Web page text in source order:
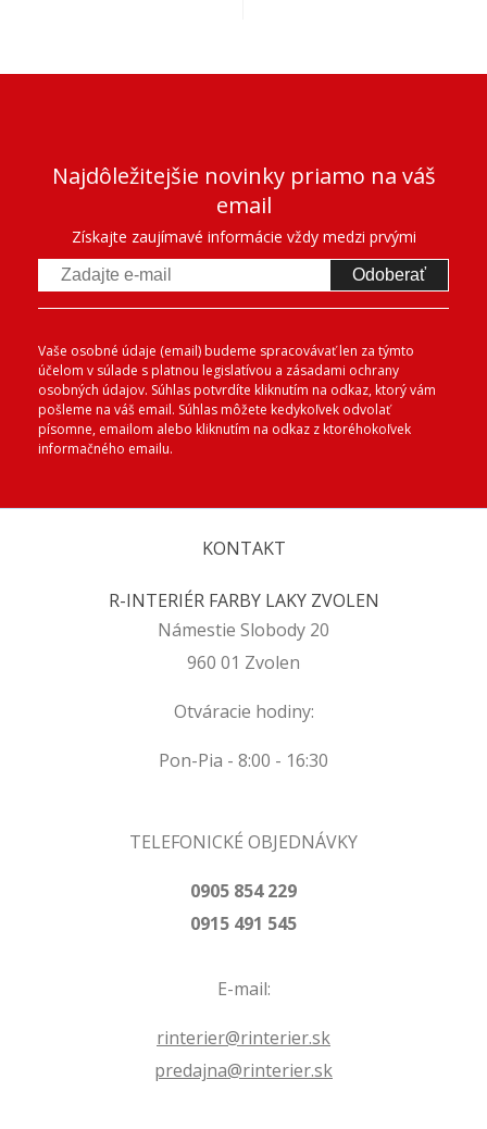
Najdôležitejšie novinky priamo na váš
email
Získajte zaujímavé informácie vždy medzi prvými
Odoberať
Vaše osobné údaje (email) budeme spracovávať len za týmto
účelom v súlade s platnou legislatívou a zásadami ochrany
osobných údajov. Súhlas potvrdíte kliknutím na odkaz, ktorý vám
pošleme na váš email. Súhlas môžete kedykoľvek odvolať
písomne, emailom alebo kliknutím na odkaz z ktoréhokoľvek
informačného emailu.
KONTAKT
R-INTERIÉR FARBY LAKY ZVOLEN
Námestie Slobody 20
960 01 Zvolen
Otváracie hodiny:
Pon-Pia - 8:00 - 16:30
TELEFONICKÉ OBJEDNÁVKY
0905 854 229
0915 491 545
E-mail:
rinterier@rinterier.sk
predajna@rinterier.sk